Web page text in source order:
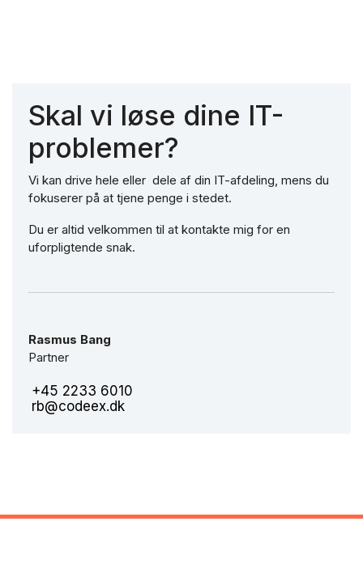
Skal vi løse dine IT-
problemer?
Vi kan drive hele eller dele af din IT-afdeling, mens du
fokuserer på at tjene penge i stedet.
Du er altid velkommen til at kontakte mig for en
uforpligtende snak.
Rasmus Bang
Partner
+45 2233 6010
rb@codeex.dk